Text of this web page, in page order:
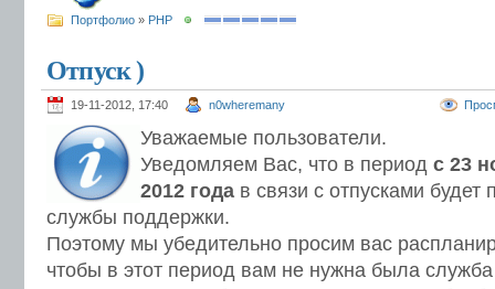
Портфолио » PHP
Отпуск )
19-11-2012, 17:40 n0wheremany
Уважаемые пользователи.
Уведомляем Вас, что в период с 23
2012 года в связи с отпусками будет
службы поддержки.
Поэтому мы убедительно просим вас
чтобы в этот период вам не нужна была